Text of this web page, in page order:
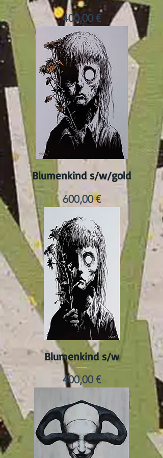
Preis
400,00 €
Blumenkind s/w/gold
Preis
600,00 €
Blumenkind s/w
Preis
400,00 €